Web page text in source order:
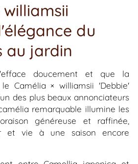
du
au jardin
doucement et que la
le Camélia ×williamsii 'Debbie'
des plus beaux annonciateurs
remarquable illumine les
généreuse et raffinée,
et vie à une saison encore